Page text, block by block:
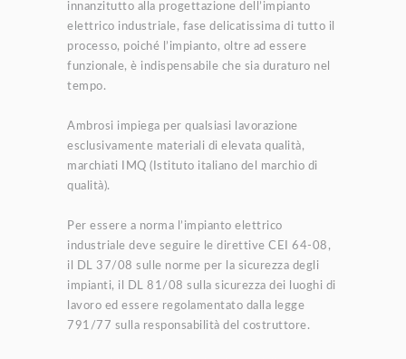
innanzitutto alla progettazione dell’impianto
elettrico industriale, fase delicatissima di tutto il
processo, poiché l’impianto, oltre ad essere
funzionale, è indispensabile che sia duraturo nel
tempo.
Ambrosi impiega per qualsiasi lavorazione
esclusivamente materiali di elevata qualità,
marchiati IMQ (Istituto italiano del marchio di
qualità).
Per essere a norma l’impianto elettrico
industriale deve seguire le direttive CEI 64-08,
il DL 37/08 sulle norme per la sicurezza degli
impianti, il DL 81/08 sulla sicurezza dei luoghi di
lavoro ed essere regolamentato dalla legge
791/77 sulla responsabilità del costruttore.